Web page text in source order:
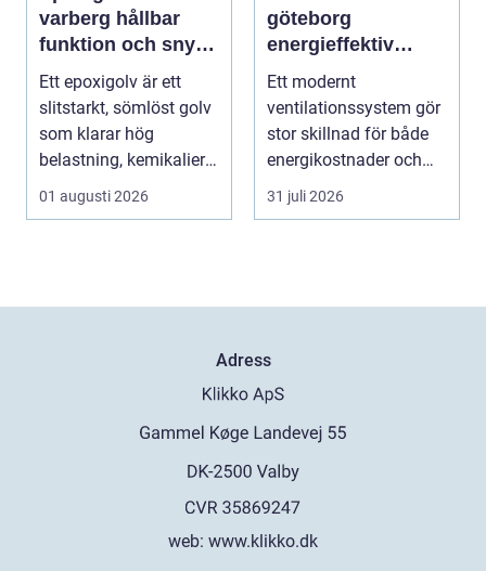
varberg hållbar
funktion och snygg
design i samma
lösning
Ett epoxigolv är ett
slitstarkt, sömlöst golv
som klarar hög
belastning, kemikalier
och väta utan at...
01 augusti 2026
göteborg
energieffektiv
lösning för ett
bättre
inomhusklimat
Ett modernt
ventilationssystem gör
stor skillnad för både
energikostnader och
välmående. I en stad
31 juli 2026
Adress
web: www.klikko.dk